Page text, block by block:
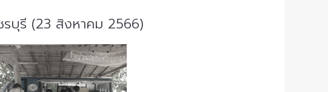
รบุรี (23 สิงหาคม 2566)